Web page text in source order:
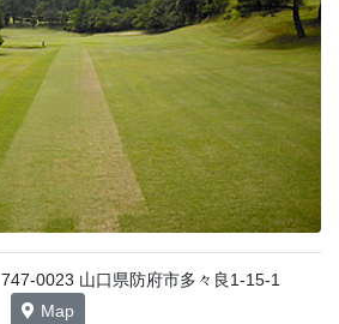
747-0023 山口県防府市多々良1-15-1
Map